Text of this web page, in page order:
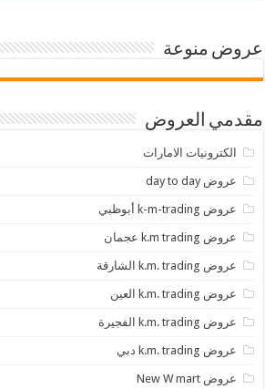
عروض منوعة
مقدمي العروض
الكترونيات الامارات
عروض day to day
عروض k-m-trading أبوظبي
عروض k.m trading عجمان
عروض k.m. trading الشارقة
عروض k.m. trading العين
عروض k.m. trading الفجيرة
عروض k.m. trading دبي
عروض New W mart